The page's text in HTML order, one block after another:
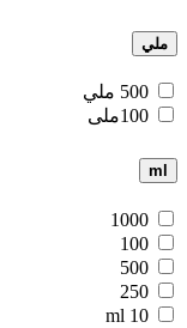
ملي
500 ملي
100ملى
ml
1000
100
500
250
10 ml